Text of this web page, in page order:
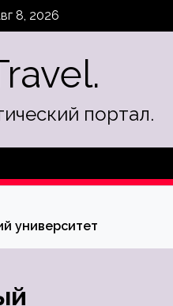
8, 2026
портал.
университет